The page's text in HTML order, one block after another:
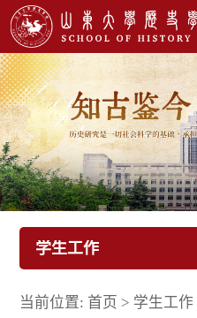
学生工作
当前位置: 首页 > 学生工作